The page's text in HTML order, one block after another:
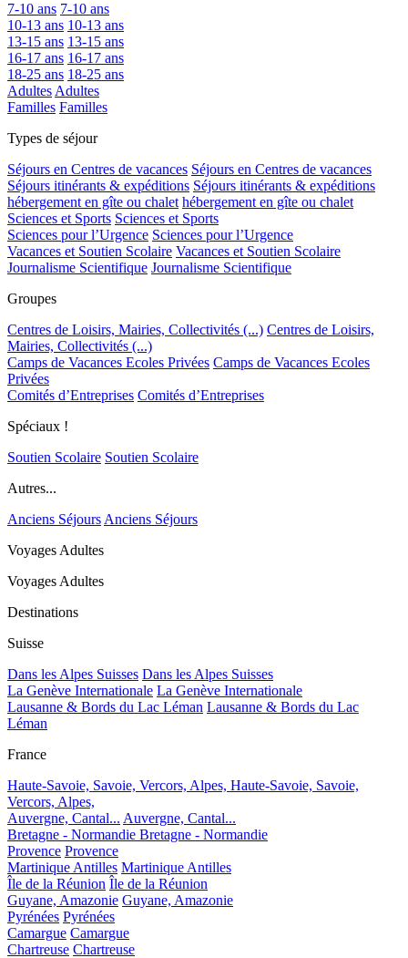
7-10 ans 7-10 ans
10-13 ans 10-13 ans
13-15 ans 13-15 ans
16-17 ans 16-17 ans
18-25 ans 18-25 ans
AdultesAdultes
Familles Familles
Types de séjour
Séjours en Centres de vacances Séjours en Centres de vacances
Séjours itinérants & expéditions Séjours itinérants & expéditions
hébergement en gîte ou chalet hébergement en gîte ou chalet
Sciences et Sports Sciences et Sports
Sciences pour l’Urgence Sciences pour l’Urgence
Vacances et Soutien Scolaire Vacances et Soutien Scolaire
Journalisme Scientifique Journalisme Scientifique
Groupes
Centres de Loisirs, Mairies, Collectivités (...) Centres de Loisirs,
Mairies, Collectivités (...)
Camps de Vacances Ecoles Privées Camps de Vacances Ecoles
Privées
Comités d’Entreprises Comités d’Entreprises
Spéciaux !
Soutien Scolaire Soutien Scolaire
Autres...
Anciens SéjoursAnciens Séjours
Voyages Adultes
Voyages Adultes
Destinations
Suisse
Dans les Alpes Suisses Dans les Alpes Suisses
La Genève Internationale La Genève Internationale
Lausanne & Bords du Lac Léman Lausanne & Bords du Lac
Léman
France
Haute-Savoie, Savoie, Vercors, Alpes, Haute-Savoie, Savoie,
Vercors, Alpes,
Auvergne, Cantal... Auvergne, Cantal...
Bretagne - Normandie Bretagne - Normandie
Provence Provence
Martinique Antilles Martinique Antilles
Île de la Réunion Île de la Réunion
Guyane, Amazonie Guyane, Amazonie
Pyrénées Pyrénées
Camargue Camargue
Chartreuse Chartreuse